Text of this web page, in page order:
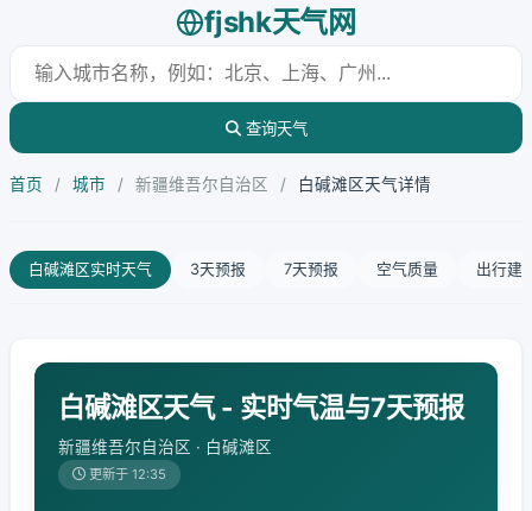
fjshk天气网
查询天气
首页 / 城市 / 新疆维吾尔自治区 / 白碱滩区天气详情
白碱滩区实时天气 3天预报 7天预报 空气质量 出行建
白碱滩区天气 - 实时气温与7天预报
新疆维吾尔自治区 · 白碱滩区
更新于 12:35